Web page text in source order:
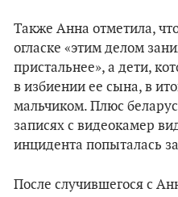
Также Анна отметила,
огласке «этим делом
пристальнее», а дети,
в избиении ее сына, в
мальчиком. Плюс
записях с видеокамер
инцидента попыталась
После случившегося с